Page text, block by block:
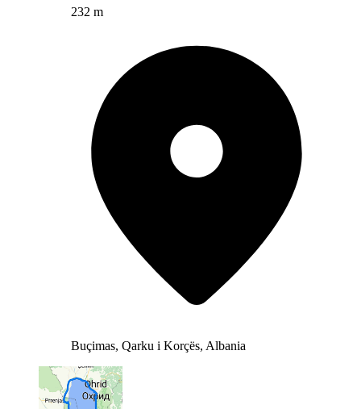
232 m
Buçimas, Qarku i Korçës, Albania